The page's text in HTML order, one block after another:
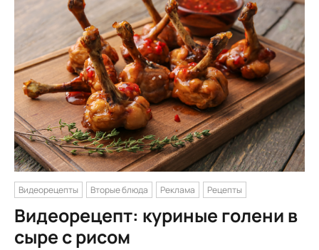
Видеорецепты Вторые блюда Реклама Рецепты
Видеорецепт: куриные голени в
сыре с рисом